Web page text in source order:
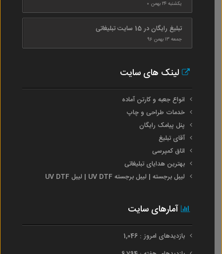
یکشنبه ۲۴ بهمن ۰
تبلیغ رایگان در 15 سایت تبلیغاتی
جمعه ۱۳ بهمن ۹۶
لینک های سایت
انواع جعبه و کارتن آماده
خدمات طراحی و چاپ
پنل پیامک رایگان
آقای تبلیغ
اتاق کمپرسی
بهترین هدایای تبلیغاتی
لیبل برجسته | لیبل برجسته UV DTF | لیبل UV DTF
آمارهای سایت
بازدیدهای امروز : 1,046